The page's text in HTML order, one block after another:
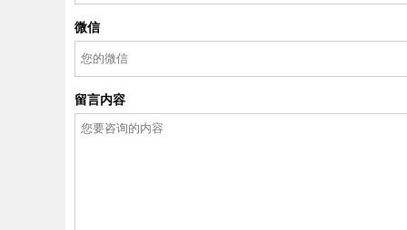
微信
留言内容